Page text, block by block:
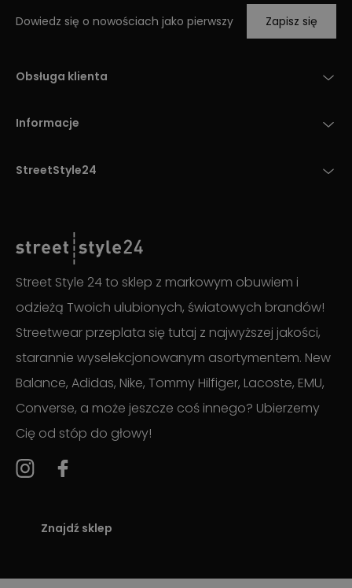
Dowiedz się o nowościach jako pierwszy Zapisz się
Obsługa klienta
Informacje
StreetStyle24
Street Style 24 to sklep z markowym obuwiem i
odzieżą Twoich ulubionych, światowych brandów!
Streetwear przeplata się tutaj z najwyższej jakości,
starannie wyselekcjonowanym asortymentem. New
Balance, Adidas, Nike, Tommy Hilfiger, Lacoste, EMU,
Converse, a może jeszcze coś innego? Ubierzemy
Cię od stóp do głowy!
Znajdź sklep